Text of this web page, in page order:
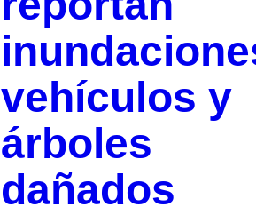
vehículos y
árboles
dañados